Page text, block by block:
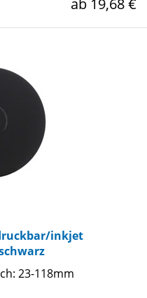
ab 19,68 €
inkjet
23-118mm